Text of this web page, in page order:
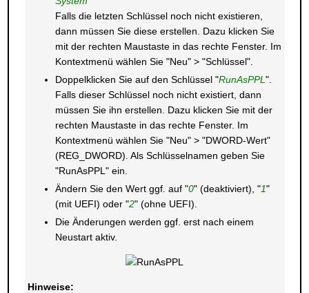
Falls die letzten Schlüssel noch nicht existieren,
dann müssen Sie diese erstellen. Dazu klicken Sie
mit der rechten Maustaste in das rechte Fenster. Im
Kontextmenü wählen Sie "Neu" > "Schlüssel".
Doppelklicken Sie auf den Schlüssel "RunAsPPL ".
Falls dieser Schlüssel noch nicht existiert, dann
müssen Sie ihn erstellen. Dazu klicken Sie mit der
rechten Maustaste in das rechte Fenster. Im
Kontextmenü wählen Sie "Neu" > "DWORD-Wert"
(REG_DWORD). Als Schlüsselnamen geben Sie
"RunAsPPL" ein.
Ändern Sie den Wert ggf. auf "0" (deaktiviert), "1"
(mit UEFI) oder "2" (ohne UEFI).
Die Änderungen werden ggf. erst nach einem
Neustart aktiv.
Hinweise: